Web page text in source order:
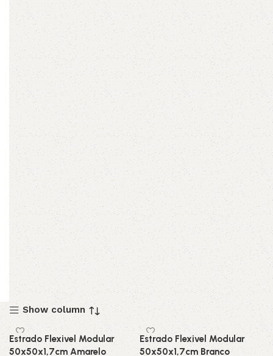
Show column
Estrado Flexivel Modular
50x50x1,7cm Amarelo
Estrado Flexivel Modular
50x50x1,7cm Branco